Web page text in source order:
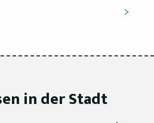
in der Stadt
Justin